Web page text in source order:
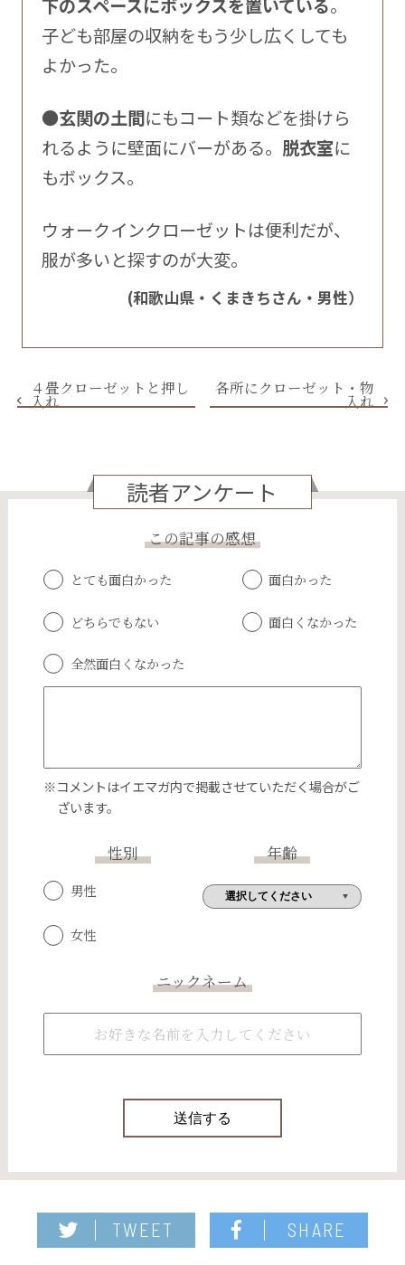
下のスペースにボックスを置いている。
子ども部屋の収納をもう少し広くしても
よかった。
●玄関の土間にもコート類などを掛けら
れるように壁面にバーがある。 脱衣室に
もボックス。
ウォークインクローゼットは便利だが、
服が多いと探すのが大変。
(和歌山県・くまきちさん・男性）
４畳クローゼットと押し
入れ
各所にクローゼット・物
入れ
読者アンケート
この記事の感想
とても面白かった 面白かった
どちらでもない 面白くなかった
全然面白くなかった
※コメントはイエマガ内で掲載させていただく場合がご
ざいます。
性別
男性
女性
年齢
ニックネーム
TWEET SHARE